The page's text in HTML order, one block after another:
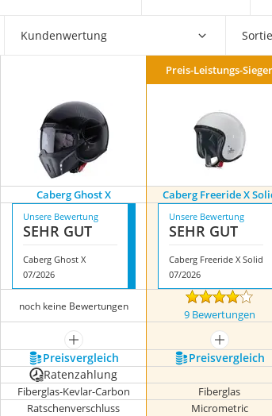
Kundenwertung
Preis-Leistungs-Sieger
Caberg Ghost X Caberg Freeride X
Unsere Bewertung
SEHR GUT
Caberg Ghost X
07/2026
Unsere Bewertung
SEHR GUT
Caberg Freeride X Solid
07/2026
noch keine Bewertungen
9 Bewertungen
mehr anzeigen mehr
Preis­vergleich Preis­vergleich
Ratenzahlung
Fiberglas-Kevlar-Carbon Fiberglas
Ratschenverschluss Micrometric